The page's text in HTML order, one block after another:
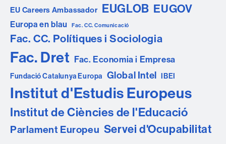
EU Careers Ambassador EUGLOB EUGOV
Europa en blau Fac. CC. Comunicació
Fac. CC. Polítiques i Sociologia
Fac. Dret Fac. Economia i Empresa
Fundació Catalunya Europa Global Intel IBEI
Institut d'Estudis Europeus
Institut de Ciències de l'Educació
Parlament Europeu Servei d'Ocupabilitat